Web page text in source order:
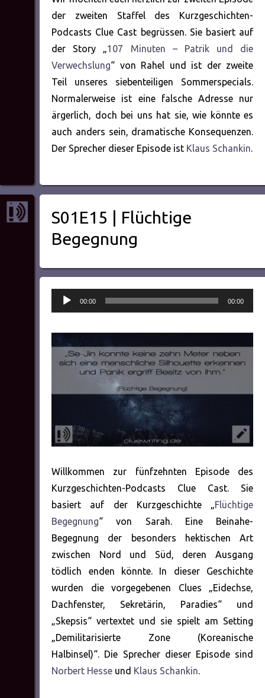
der zweiten Staffel des Kurzgeschichten-
Podcasts Clue Cast begrüssen. Sie basiert auf
der Story „107 Minuten – Patrik und die
Verwechslung“ von Rahel und ist der zweite
Teil unseres siebenteiligen Sommerspecials.
Normalerweise ist eine falsche Adresse nur
ärgerlich, doch bei uns hat sie, wie könnte es
auch anders sein, dramatische Konsequenzen.
Der Sprecher dieser Episode ist Klaus Schankin.
S01E15 | Flüchtige
Begegnung
Audio-
Player
00:00 00:00
Willkommen zur fünfzehnten Episode des
Kurzgeschichten-Podcasts Clue Cast. Sie
basiert auf der Kurzgeschichte „ Flüchtige
Begegnung“ von Sarah. Eine Beinahe-
Begegnung der besonders hektischen Art
zwischen Nord und Süd, deren Ausgang
tödlich enden könnte. In dieser Geschichte
wurden die vorgegebenen Clues „Eidechse,
Dachfenster, Sekretärin, Paradies“ und
„Skepsis“ vertextet und sie spielt am Setting
„Demilitarisierte Zone (Koreanische
Halbinsel)“. Die Sprecher dieser Episode sind
Norbert Hesse und Klaus Schankin